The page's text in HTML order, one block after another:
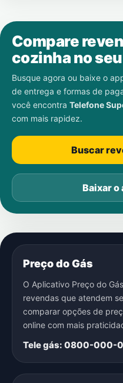
Compare
cozinha no
Busque agora ou baixe o
de entrega e formas de
você encontra Telefone
com mais rapidez.
Buscar
Baixar
Preço do Gás
O Aplicativo Preço do
revendas que atendem
comparar opções de
online com mais
Tele gás: 0800-000-